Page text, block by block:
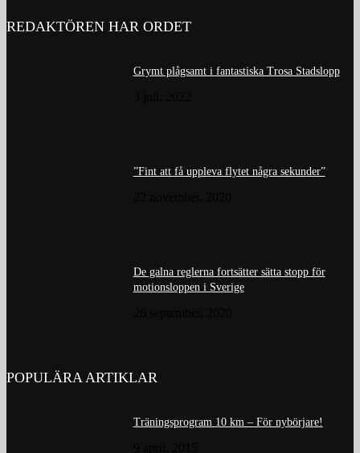
REDAKTÖREN HAR ORDET
Grymt plågsamt i fantastiska Trosa Stadslopp
”Fint att få uppleva flytet några sekunder”
De galna reglerna fortsätter sätta stopp för
motionsloppen i Sverige
POPULÄRA ARTIKLAR
Träningsprogram 10 km – För nybörjare!